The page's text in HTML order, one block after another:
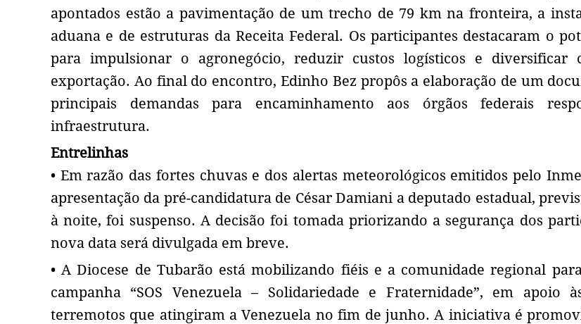
apontados estão a pavimentação de um trecho de 79 km na fronteira, a
aduana e de estruturas da Receita Federal. Os participantes destacaram o
para impulsionar o agronegócio, reduzir custos logísticos e diversificar
exportação. Ao final do encontro, Edinho Bez propôs a elaboração de um
principais demandas para encaminhamento aos órgãos federais
infraestrutura.
Entrelinhas
• Em razão das fortes chuvas e dos alertas meteorológicos emitidos pelo
apresentação da pré-candidatura de César Damiani a deputado estadual,
à noite, foi suspenso. A decisão foi tomada priorizando a segurança dos
nova data será divulgada em breve.
• A Diocese de Tubarão está mobilizando fiéis e a comunidade regional
campanha “SOS Venezuela – Solidariedade e Fraternidade”, em apoio
terremotos que atingiram a Venezuela no fim de junho. A iniciativa é